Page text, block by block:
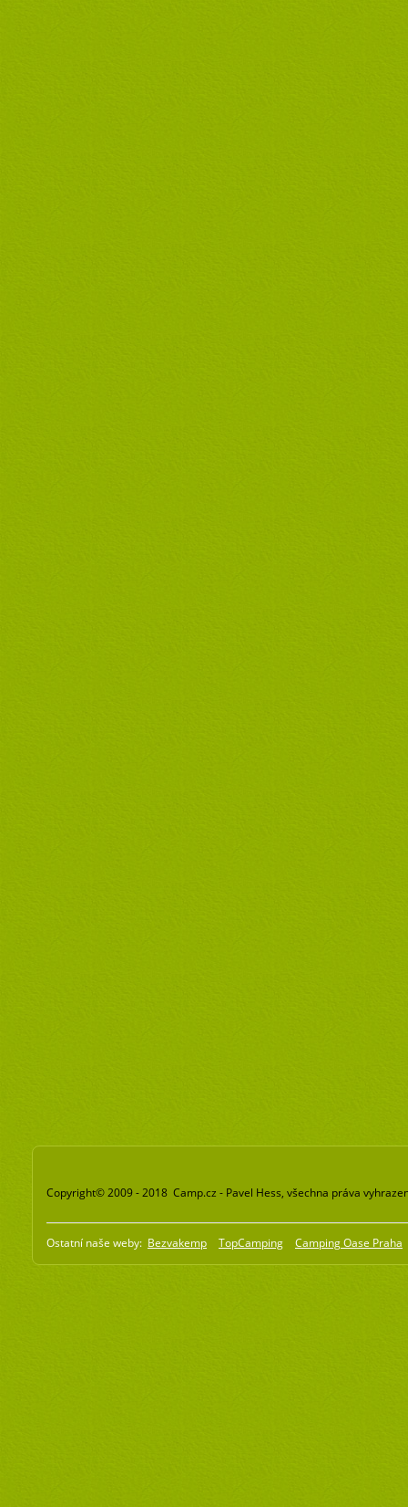
Copyright© 2009 - 2018 Camp.cz - Pavel Hess, všechna práva
Ostatní naše weby: Bezvakemp TopCamping Camping Oase Praha